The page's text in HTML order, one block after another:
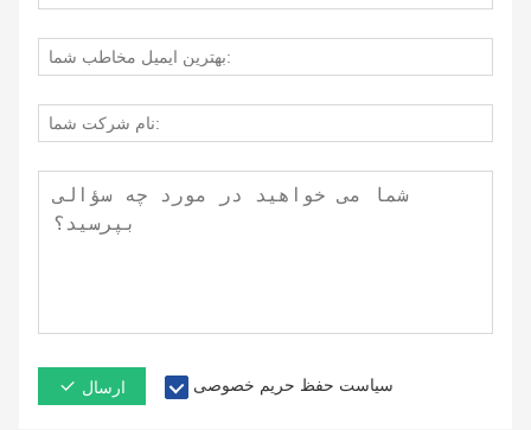
ارسال سیاست حفظ حریم خصوصی